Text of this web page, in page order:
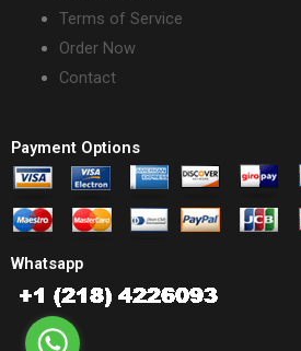
Terms of Service
Order Now
Contact
Payment Options
Whatsapp